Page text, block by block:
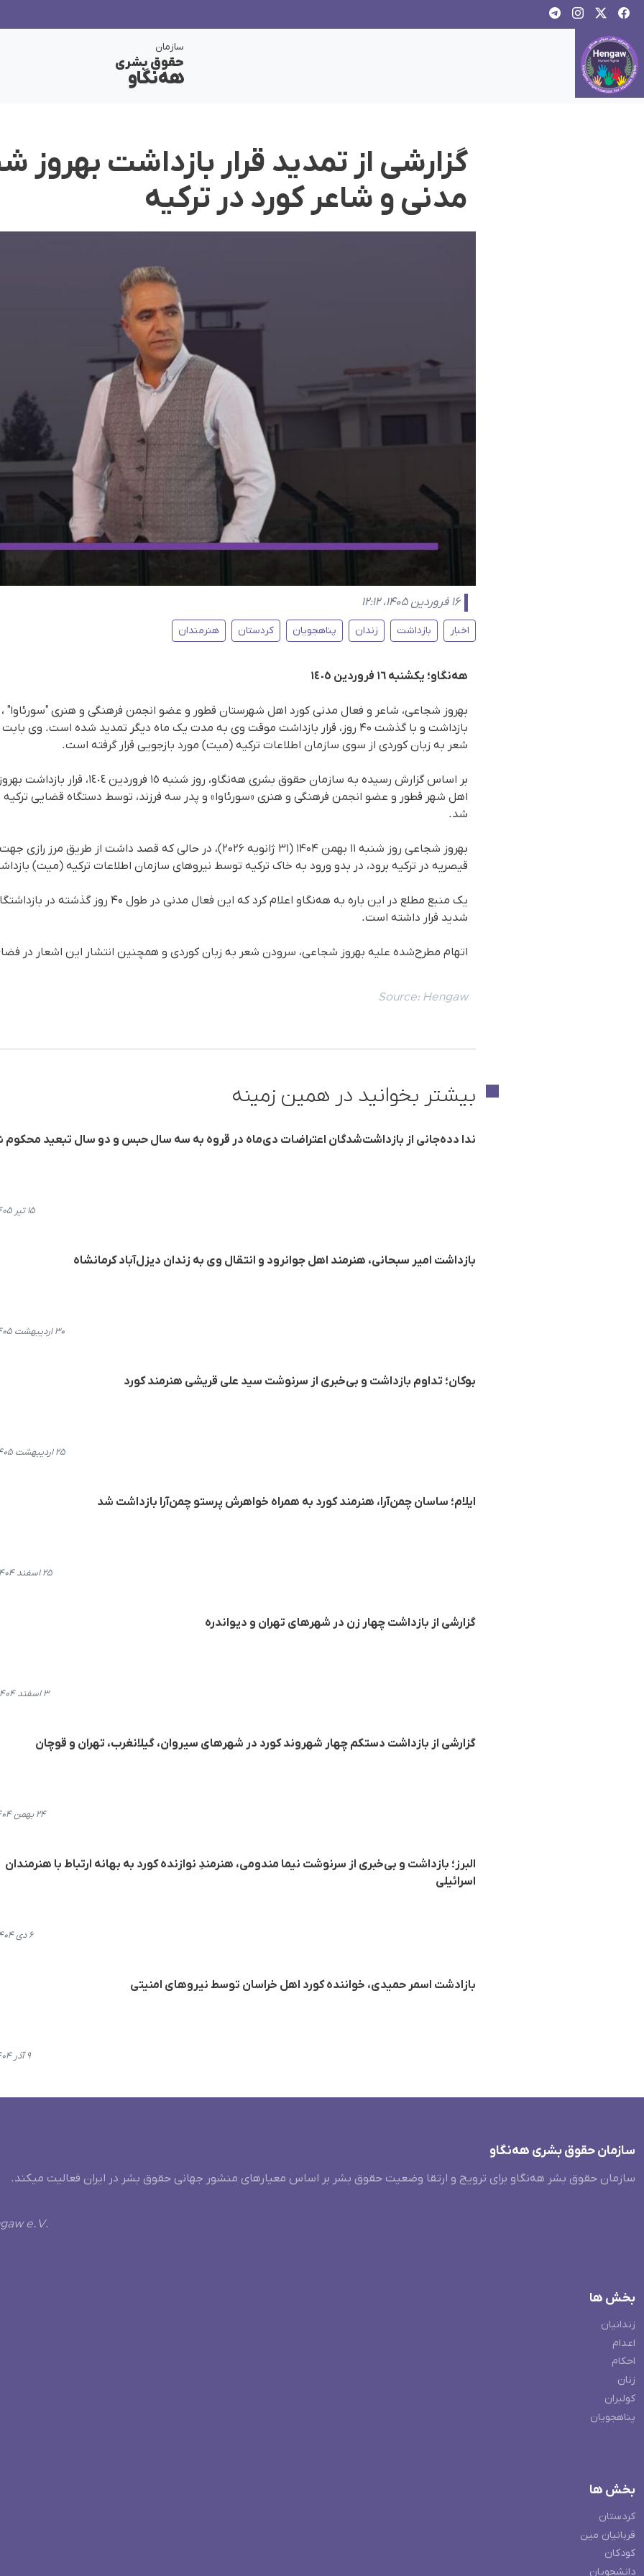
سازمان
حقوق بشری
هەنگاو
گزارشی از تمدید قرار بازداشت بهروز
مدنی و شاعر کورد در ترکیە
۱۶ فروردین ۱۴۰۵، ۱۲:۱۲
اخبار بازداشت زندان پناهجویان کردستان هنرمندان
هەنگاو؛ یکشنبە ١٦ فروردین ١٤٠٥
بهروز شجاعی، شاعر و فعال مدنی کورد اهل شهرستان قطور و عضو انجمن فرهنگی و هنری "سورئاوا"
بازداشت و با گذشت ۴۰ روز، قرار بازداشت موقت وی به مدت یک ماه دیگر تمدید شده است.
شعر به زبان کوردی از سوی سازمان اطلاعات ترکیە (میت) مورد بازجویی قرار گرفته است.
شد.
بهروز شجاعی روز شنبە ۱۱ بهمن ۱۴۰۴ (۳١ ژانویه ۲۰۲۶)، در حالی که قصد داشت
قیصریه در ترکیه برود، در بدو ورود به خاک ترکیە توسط نیروهای سازمان اطلاعات ترکیه (میت)
یک منبع مطلع در این بارە به هه‌نگاو اعلام کرد که
شدید قرار داشته است.
اتهام مطرح‌شده علیه بهروز شجاعی، سرودن شعر به زبان کوردی و همچنین انتشار این اشعار در
Source: Hengaw
بیشتر بخوانید در همین زمینه
ندا دده‌جانی از بازداشت‌شدگان اعتراضات دی‌ماه در قروه به سه سال حبس و دو سال تبعید
۱۵ تیر ۱۴۰۵، ۱۴:۱۶
بازداشت امیر سبحانی، هنرمند اهل جوانرود و انتقال وی به زندان دیزل‌آباد کرمانشاه
۳۰ اردیبهشت ۱۴۰۵، ۱۱:۳۷
بوکان؛ تداوم بازداشت و بی‌خبری از سرنوشت سید علی قریشی هنرمند کورد
۲۵ اردیبهشت ۱۴۰۵، ۱۹:۳۲
ایلام؛ ساسان چمن‌آرا، هنرمند کورد به همراه خواهرش پرستو چمن‌آرا بازداشت شد
۲۵ اسفند ۱۴۰۴، ۱۲:۴۷
گزارشی از بازداشت چهار زن در شهرهای تهران و دیواندره
۳ اسفند ۱۴۰۴، ۱۵:۲۵
گزارشی از بازداشت دستکم چهار شهروند کورد در شهرهای سیروان، گیلانغرب، تهران و قوچان
۲۴ بهمن ۱۴۰۴، ۲۱:۰۹
البرز؛ بازداشت و بی‌خبری از سرنوشت نیما مندومی، هنرمندِ نوازنده کورد به بهانه ارتباط با هنرمندان
اسرائیلی
۶ دی ۱۴۰۴، ۲۳:۲۱
بازادشت اسمر حمیدی، خواننده کورد اهل خراسان توسط نیروهای امنیتی
۹ آذر ۱۴۰۴، ۱۲:۱۴
سازمان حقوق بشری هەنگاو
سازمان حقوق بشر هه‌نگاو برای ترویج و ارتقا وضعیت حقوق بشر بر اساس معیارهای منشور جهانی حقوق بشر در ایران فعالیت میکند.
e.V.
بخش ها
زندانیان
اعدام
احکام
زنان
کولبران
پناهجویان
بخش ها
کردستان
قربانیان مین
کودکان
دانشجویان